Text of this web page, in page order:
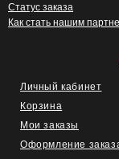
Статус заказа
Как стать нашим
Личный кабинет
Корзина
Мои заказы
Оформление